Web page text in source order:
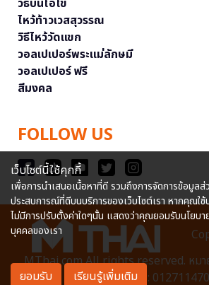
วิธีบนไอ้ไข่
ไหว้ท้าวเวสสุวรรณ
วิธีไหว้วัดแขก
วอลเปเปอร์พระแม่ลักษมี
วอลเปเปอร์ ฟรี
สีมงคล
FOLLOW US
MThai.com All rights reserved. หมาย
อิเล็กทรอนิกส์ :
เว็บไซต์นี้ใช้คุกกี้
เพื่อการนำเสนอเนื้อหาที่ดี รวมถึงการจัดการข้อมูล
ประสบการณ์ที่ดีบนบริการของเว็บไซต์เรา หากคุณใช้
ไม่มีการปรับตั้งค่าใดๆนั้น แสดงว่าคุณยอมรับนโยบา
บุคคลของเรา
ยอมรับ เรียนรู้เพิ่มเติม